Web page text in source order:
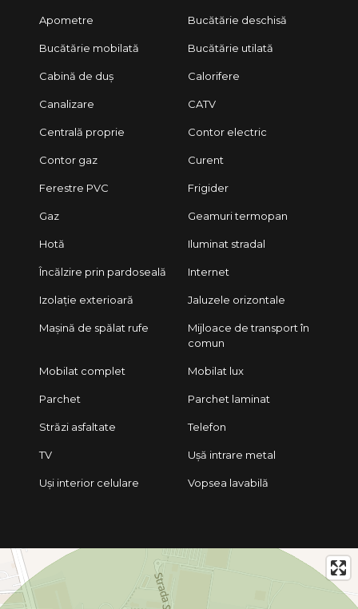
Apometre Bucătărie deschisă
Bucătărie mobilată Bucătărie utilată
Cabină de duș Calorifere
Canalizare CATV
Centrală proprie Contor electric
Contor gaz Curent
Ferestre PVC Frigider
Gaz Geamuri termopan
Hotă Iluminat stradal
Încălzire prin pardoseală Internet
Izolație exterioară Jaluzele orizontale
Mașină de spălat rufe
Mijloace de transport în
comun
Mobilat complet Mobilat lux
Parchet Parchet laminat
Străzi asfaltate Telefon
TV Ușă intrare metal
Uși interior celulare Vopsea lavabilă